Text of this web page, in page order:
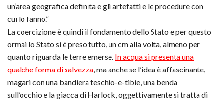
un’area geografica definita e gli artefatti e le procedure con
cui lo fanno.”
La coercizione è quindi il fondamento dello Stato e per questo
ormai lo Stato si è preso tutto, un cm alla volta, almeno per
quanto riguarda le terre emerse. In acqua si presenta una
qualche forma di salvezza , ma anche se l’idea è affascinante,
magari con una bandiera teschio-e-tibie, una benda
sull’occhio e la giacca di Harlock, oggettivamente si tratta di